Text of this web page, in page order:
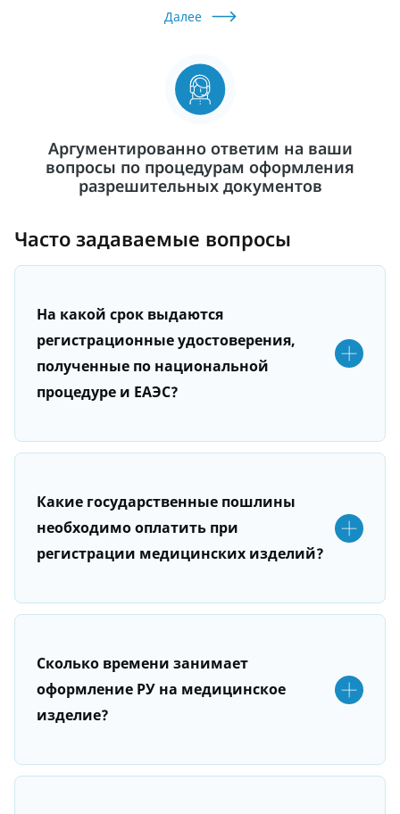
Далее
Аргументированно ответим на ваши
вопросы по процедурам оформления
разрешительных документов
Часто задаваемые вопросы
На какой срок выдаются
регистрационные удостоверения,
полученные по национальной
процедуре и ЕАЭС?
Какие государственные пошлины
необходимо оплатить при
регистрации медицинских изделий?
Сколько времени занимает
оформление РУ на медицинское
изделие?